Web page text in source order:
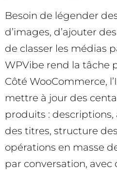
Besoin de légender
d’images, d’ajouter
de classer les médias
WPVibe rend la tâche
Côté WooCommerce,
mettre à jour des
produits :
des titres, structure
opérations en masse
par conversation, avec